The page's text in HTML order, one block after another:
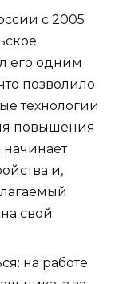
с 2005
его одним
позволило
технологии
повышения
начинает
и,
свой
на работе